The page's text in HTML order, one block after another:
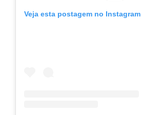
Veja esta postagem no Instagram